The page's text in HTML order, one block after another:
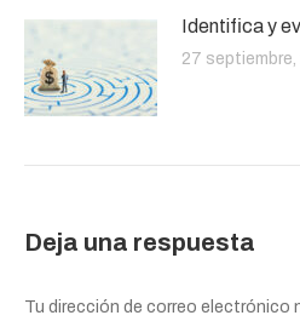
Identifica y
27 septiembre,
Deja una respuesta
Tu dirección de correo electrónico